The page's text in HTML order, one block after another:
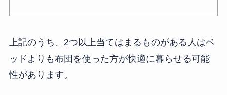
上記のうち、2つ以上当てはまるものがある人はベ
ッドよりも布団を使った方が快適に暮らせる可能
性があります。